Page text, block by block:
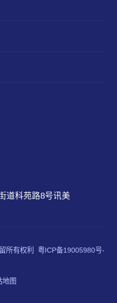
道科苑路8号讯美
所有权利 粤ICP备19005980号-
地图